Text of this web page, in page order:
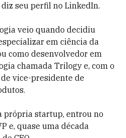
diz seu perfil no LinkedIn.
veio quando decidiu
em ciência da
como desenvolvedor em
chamada Trilogy e, com o
vice-presidente de
própria startup, entrou no
e, quase uma década